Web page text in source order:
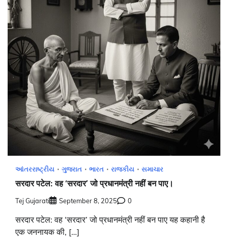
આંતરરાષ્ટ્રીય ગુજરાત ભારત રાજકીય સમાચાર
सरदार पटेल: वह ‘सरदार’ जो प्रधानमंत्री नहीं बन पाए।
Tej Gujarati September 8, 2025 0
सरदार पटेल: वह ‘सरदार’ जो प्रधानमंत्री नहीं बन पाए यह कहानी है
एक जननायक की, […]